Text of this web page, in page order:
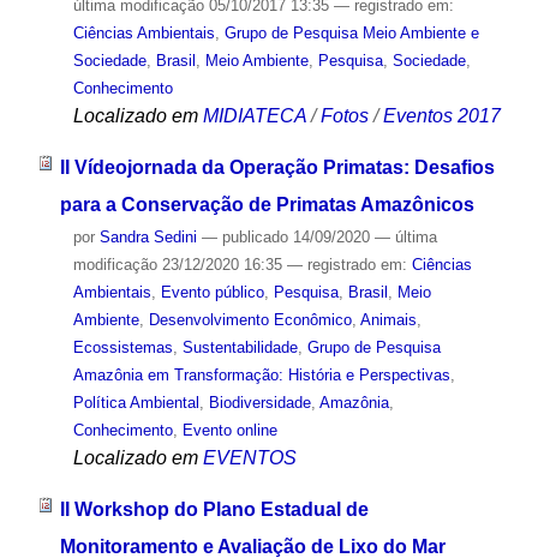
última modificação05/10/2017 13:35 — registrado em:
Ciências Ambientais, Grupo de Pesquisa Meio Ambiente e
Sociedade, Brasil , Meio Ambiente, Pesquisa, Sociedade,
Conhecimento
Localizado em MIDIATECA /Fotos /Eventos 2017
II Vídeojornada da Operação Primatas: Desafios
para a Conservação de Primatas Amazônicos
por Sandra Sedini — publicado14/09/2020 — última
modificação23/12/2020 16:35 — registrado em: Ciências
Ambientais, Evento público, Pesquisa, Brasil , Meio
Ambiente, Desenvolvimento Econômico, Animais,
Ecossistemas, Sustentabilidade, Grupo de Pesquisa
Amazônia em Transformação: História e Perspectivas,
Política Ambiental , Biodiversidade, Amazônia,
Conhecimento, Evento online
Localizado em EVENTOS
II Workshop do Plano Estadual de
Monitoramento e Avaliação de Lixo do Mar